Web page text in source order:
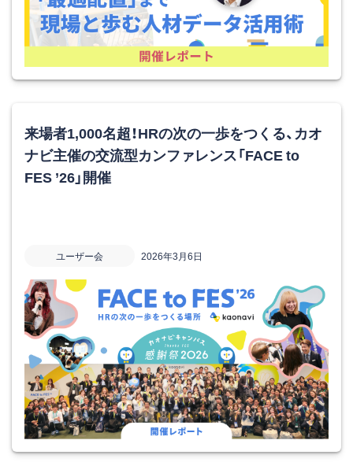
来場者1,000名超！HRの次の一歩をつくる、カオ
ナビ主催の交流型カンファレンス「FACE to
FES ’26」開催
ユーザー会 2026年3月6日